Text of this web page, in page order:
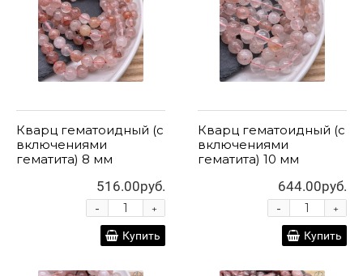
Кварц гематоидный (с
включениями
гематита) 8 мм
516.00руб.
+
-
Купить
Кварц гематоидный (с
включениями
гематита) 10 мм
644.00руб.
+
-
Купить